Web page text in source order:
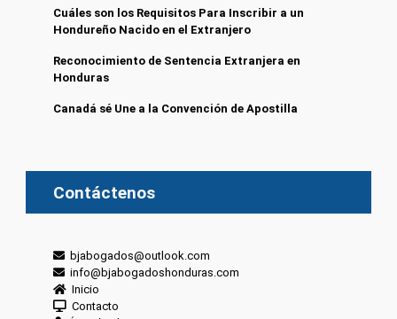
Cuáles son los Requisitos Para Inscribir a un
Hondureño Nacido en el Extranjero
Reconocimiento de Sentencia Extranjera en
Honduras
Canadá sé Une a la Convención de Apostilla
Contáctenos
bjabogados@outlook.com
info@bjabogadoshonduras.com
Inicio
Contacto